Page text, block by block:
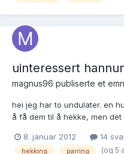
uinteressert
magnus96 publiserte et
hei jeg har to undulater. en
å få dem til å hekke, men
undulaten har i det siste
8. januar 2012 14
hekking parring (og 5